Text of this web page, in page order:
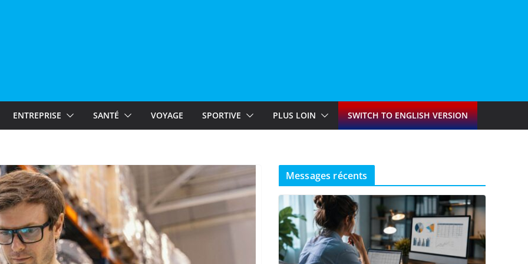
ENTREPRISE SANTÉ VOYAGE SPORTIVE PLUS LOIN SWITCH TO ENGLISH VERSION
Messages récents